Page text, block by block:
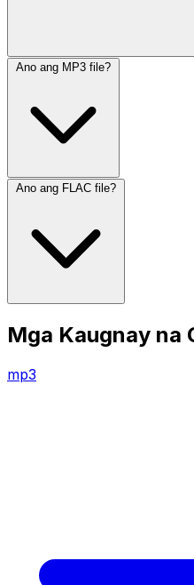
Ano ang MP3 file?
Ano ang FLAC file?
Mga Kaugnay na
mp3